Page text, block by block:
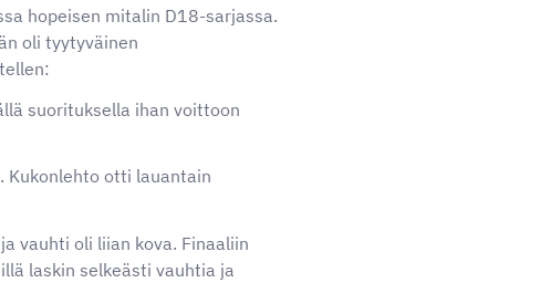
hopeisen mitalin D18-sarjassa.
oli tyytyväinen
suorituksella ihan voittoon
Kukonlehto otti lauantain
vauhti oli liian kova. Finaaliin
laskin selkeästi vauhtia ja